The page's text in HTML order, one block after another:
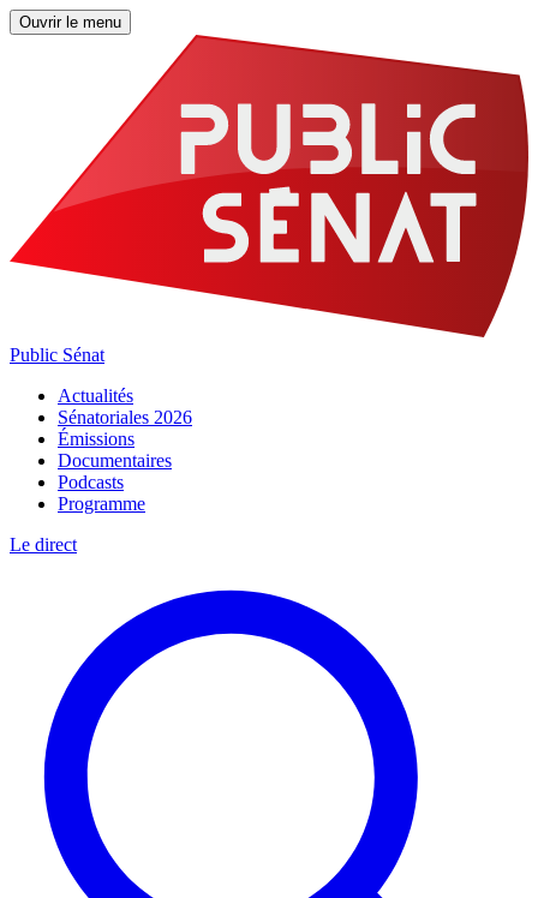
Ouvrir le menu
Public Sénat
Actualités
Sénatoriales 2026
Émissions
Documentaires
Podcasts
Programme
Le direct